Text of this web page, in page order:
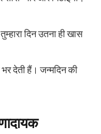
दिन उतना ही खास
भर देती हैं। जन्मदिन की